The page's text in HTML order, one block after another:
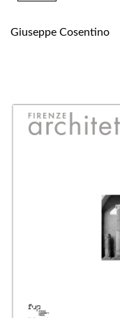
Giuseppe Cosentino